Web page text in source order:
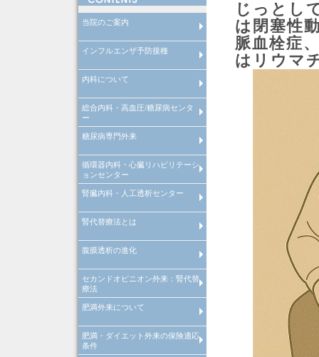
当院のご案内
在宅医療について
労働衛生コンサルタント
在籍医師
当院のスタッフ
総合内科専門医とは
糖尿病専門医とは
日本糖尿病学会認定教育施設
透析専門医とは
循環器専門医とは
整形外科専門医とは
脊椎脊髄外科専門医とは
脊椎脊髄病医とは
脊椎脊髄外科指導医とは
糖尿病看護認定看護師とは
インフルエンザ予防接種
内科について
総合内科・高血圧/糖尿病センタ
ー
糖尿病専門外来
循環器内科・心臓リハビリテーシ
ョンセンター
心臓リハビリテーションセン
腎臓内科・人工透析センター
人工透析センターについて
人工透析センターが目指す医療
腎代替療法とは
腹膜透析の進化
セカンドオピニオン外来：腎代替
療法
セカンドオピニオン外来：腎
肥満外来について
肥満症治療薬をもちいた肥満
肥満・ダイエット外来の保険適応
条件
じっとし
は閉塞性
脈血栓症
はリウマ